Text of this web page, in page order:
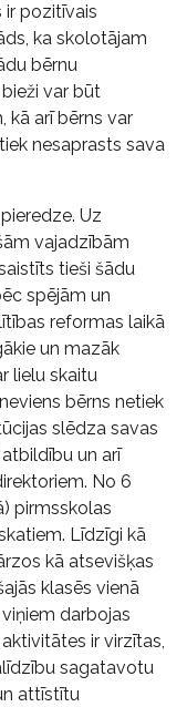
ir pozitīvais
ka skolotājam
bērnu
var būt
kā arī bērns var
nesaprasts sava
Uz
vajadzībām
tieši šādu
spējām un
reformas laikā
un mazāk
lielu skaitu
bērns netiek
slēdza savas
un arī
No 6
pirmsskolas
Līdzīgi kā
kā atsevišķas
klasēs vienā
darbojas
ir virzītas,
sagatavotu
attīstītu